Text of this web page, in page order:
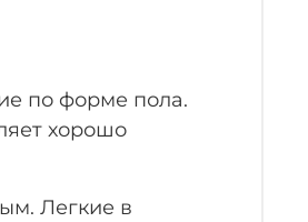
по форме пола.
хорошо
Легкие в